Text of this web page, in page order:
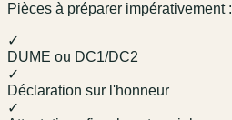
Pièces à préparer impérativement :
✓
DUME ou DC1/DC2
✓
Déclaration sur l'honneur
✓